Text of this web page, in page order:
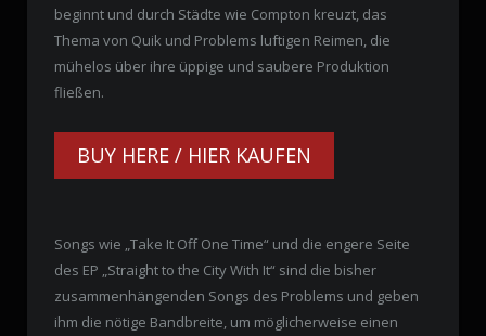
beginnt und durch Städte wie Compton kreuzt, das
Thema von Quik und Problems luftigen Reimen, die
mühelos über ihre üppige und saubere Produktion
fließen.
BUY HERE / HIER KAUFEN
Songs wie „Take It Off One Time“ und die engere Seite
des EP „Straight to the City With It“ sind die bisher
zusammenhängenden Songs des Problems und geben
ihm die nötige Bandbreite, um möglicherweise einen